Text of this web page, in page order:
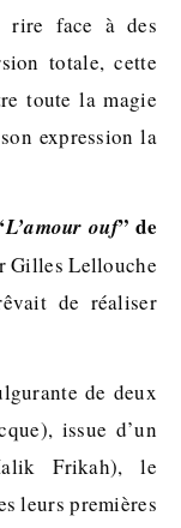
rire face à des
totale, cette
toute la magie
expression la
L’amour ouf” de
Gilles Lellouche
de réaliser
de deux
issue d’un
Frikah), le
leurs premières